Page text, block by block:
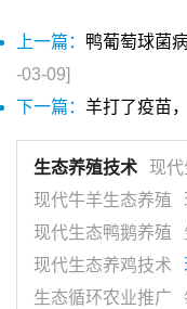
上一篇： 鸭葡萄球菌
-03-09]
下一篇： 羊打了疫苗
生态养殖技术 现代
现代牛羊生态养殖
现代生态鸭鹅养殖
现代生态养鸡技术
生态循环农业推广